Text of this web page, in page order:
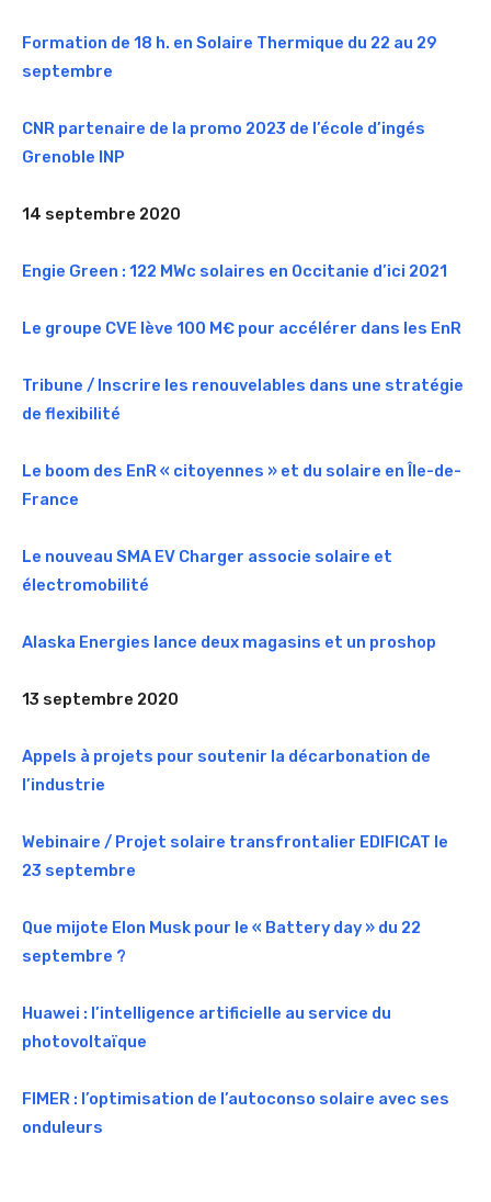
Formation de 18 h. en Solaire Thermique du 22 au 29
septembre
CNR partenaire de la promo 2023 de l’école d’ingés
Grenoble INP
14 septembre 2020
Engie Green : 122 MWc solaires en Occitanie d’ici 2021
Le groupe CVE lève 100 M€ pour accélérer dans les EnR
Tribune / Inscrire les renouvelables dans une stratégie
de flexibilité
Le boom des EnR « citoyennes » et du solaire en Île-de-
France
Le nouveau SMA EV Charger associe solaire et
électromobilité
Alaska Energies lance deux magasins et un proshop
13 septembre 2020
Appels à projets pour soutenir la décarbonation de
l’industrie
Webinaire / Projet solaire transfrontalier EDIFICAT le
23 septembre
Que mijote Elon Musk pour le « Battery day » du 22
septembre ?
Huawei : l’intelligence artificielle au service du
photovoltaïque
FIMER : l’optimisation de l’autoconso solaire avec ses
onduleurs